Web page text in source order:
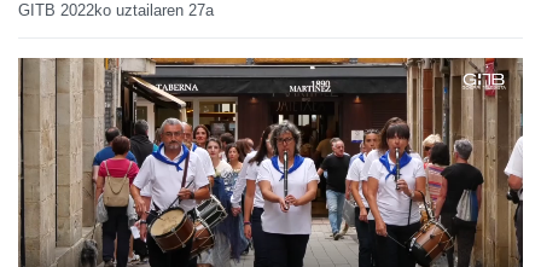
GITB 2022ko uztailaren 27a